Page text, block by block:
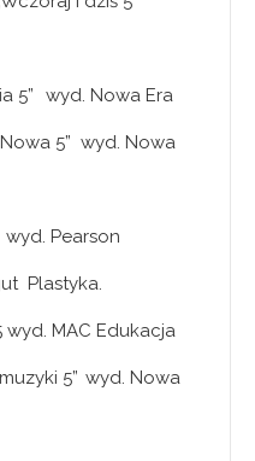
5” wyd. Nowa Era
5” wyd. Nowa
wyd. Pearson
Plastyka.
wyd. MAC Edukacja
5” wyd. Nowa